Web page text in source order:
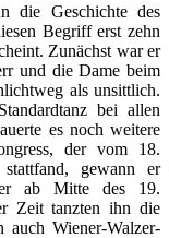
die Geschichte des
Begriff erst zehn
Zunächst war er
und die Dame beim
als unsittlich.
bei allen
es noch weitere
der vom 18.
gewann er
er ab Mitte des 19.
Zeit tanzten ihn die
Wiener-Walzer-